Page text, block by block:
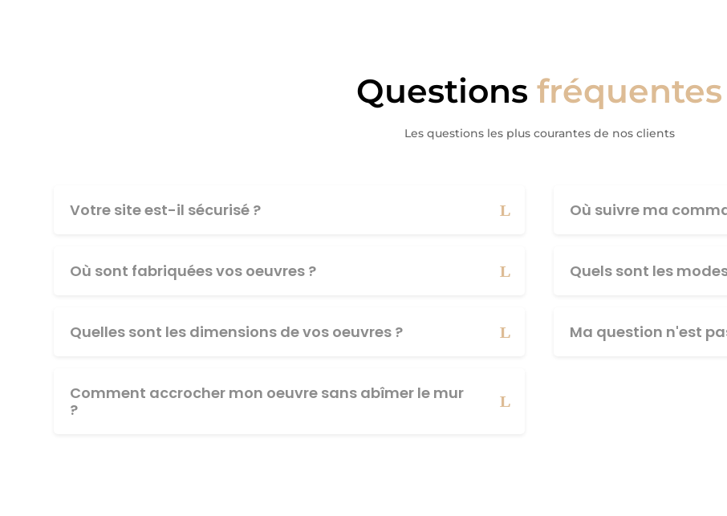
Questions fréquentes
Les questions les plus courantes de nos clients
Votre site est-il sécurisé ?
Où sont fabriquées vos oeuvres ?
Quelles sont les dimensions de vos oeuvres ?
Comment accrocher mon oeuvre sans abîmer le mur
?
Où suivre ma
Quels sont les
Ma question n'est